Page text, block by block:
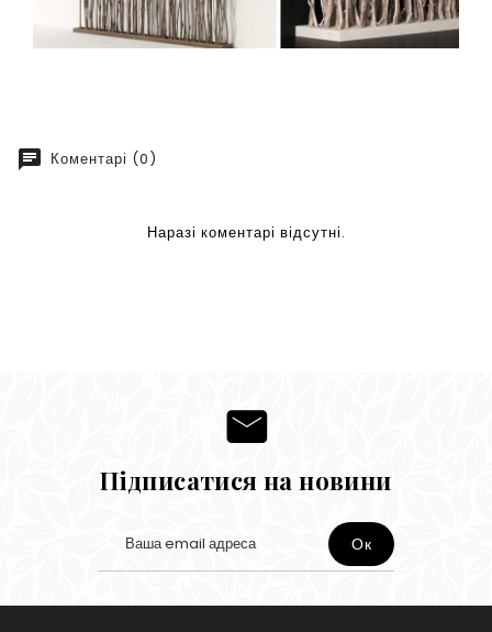
chat Коментарі (0)
Наразі коментарі відсутні.
Підписатися на новини